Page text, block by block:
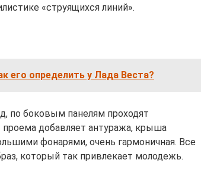
«струящихся линий».
его определить у Лада Веста?
по боковым панелям проходят
добавляет антуража, крыша
фонарями, очень гармоничная. Все
который так привлекает молодежь.